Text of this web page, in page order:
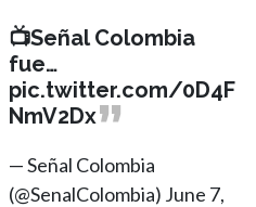
📺Señal Colombia
fue…
pic.twitter.com/0D4F
NmV2Dx
— Señal Colombia
(@SenalColombia) June 7,